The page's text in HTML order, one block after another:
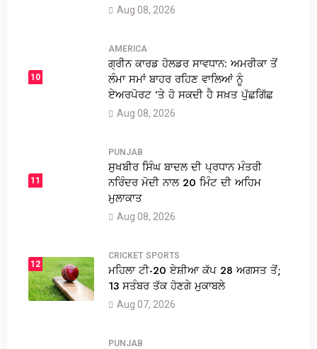
Aug 08, 2026
10
AMERICA
ਗ੍ਰੀਨ ਕਾਰਡ ਹੋਲਡਰ ਸਾਵਧਾਨ: ਅਮਰੀਕਾ ਤੋਂ
ਲੰਮਾ ਸਮਾਂ ਬਾਹਰ ਰਹਿਣ ਵਾਲਿਆਂ ਨੂੰ
ਏਅਰਪੋਰਟ ’ਤੇ ਹੋ ਸਕਦੀ ਹੈ ਸਖ਼ਤ ਪੁੱਛਗਿੱਛ
Aug 08, 2026
11
PUNJAB
ਸੁਖਬੀਰ ਸਿੰਘ ਬਾਦਲ ਦੀ ਪ੍ਰਧਾਨ ਮੰਤਰੀ
ਨਰਿੰਦਰ ਮੋਦੀ ਨਾਲ 20 ਮਿੰਟ ਦੀ ਅਹਿਮ
ਮੁਲਾਕਾਤ
Aug 08, 2026
12
CRICKET SPORTS
ਮਹਿਲਾ ਟੀ-20 ਏਸ਼ੀਆ ਕੱਪ 28 ਅਗਸਤ ਤੋਂ;
13 ਸਤੰਬਰ ਤੱਕ ਹੋਣਗੇ ਮੁਕਾਬਲੇ
Aug 07, 2026
PUNJAB